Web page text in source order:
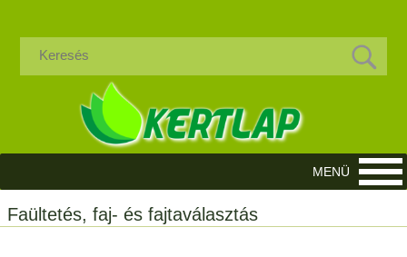
Faültetés, faj- és fajtaválasztás